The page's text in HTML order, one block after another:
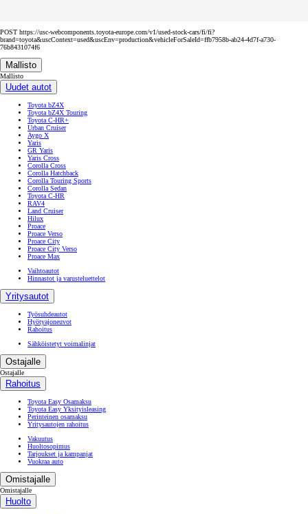
POST https://usc-webcomponents.toyota-europe.com/v1/used-stock-cars/fi/fi?
brand=toyota&uscContext=used&uscEnv=production&vehicleForSaleId=ffb7958b-ab24-4d7f-a730-
76b8431074f6
Mallisto
Mallisto
Uudet autot
Toyota bZ4X
Toyota bZ4X Touring
Toyota C-HR+
Urban Cruiser
Aygo X
Yaris
GR Yaris
Yaris Cross
Corolla Cross
Corolla Hatchback
Corolla Touring Sports
Corolla Sedan
Toyota C-HR
RAV4
Land Cruiser
Hilux
Proace
Proace Verso
Proace City
Proace City Verso
Proace Max
Vaihtoautot
Hinnastot ja varusteluettelot
Yritysautot
Työsuhdeautot
Hyötyajoneuvot
Rahoitus
Sähköistetyt voimalinjat
Ostajalle
Ostajalle
Rahoitus
Toyota Easy Osamaksu
Toyota Easy Yksityisleasing
Perinteinen osamaksu
Yritysautojen rahoitus
Vakuutus
Huoltosopimus
Tarjoukset ja kampanjat
Vuokraa auto
Omistajalle
Omistajalle
Huolto